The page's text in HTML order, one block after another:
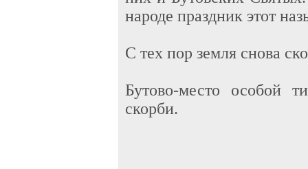
народе праздник этот
С тех пор земля снова
Бутово-место особой
скорби.